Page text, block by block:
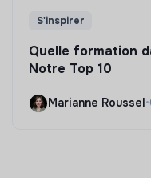
S'inspirer
Quelle formation
Notre Top 10
Marianne Roussel •